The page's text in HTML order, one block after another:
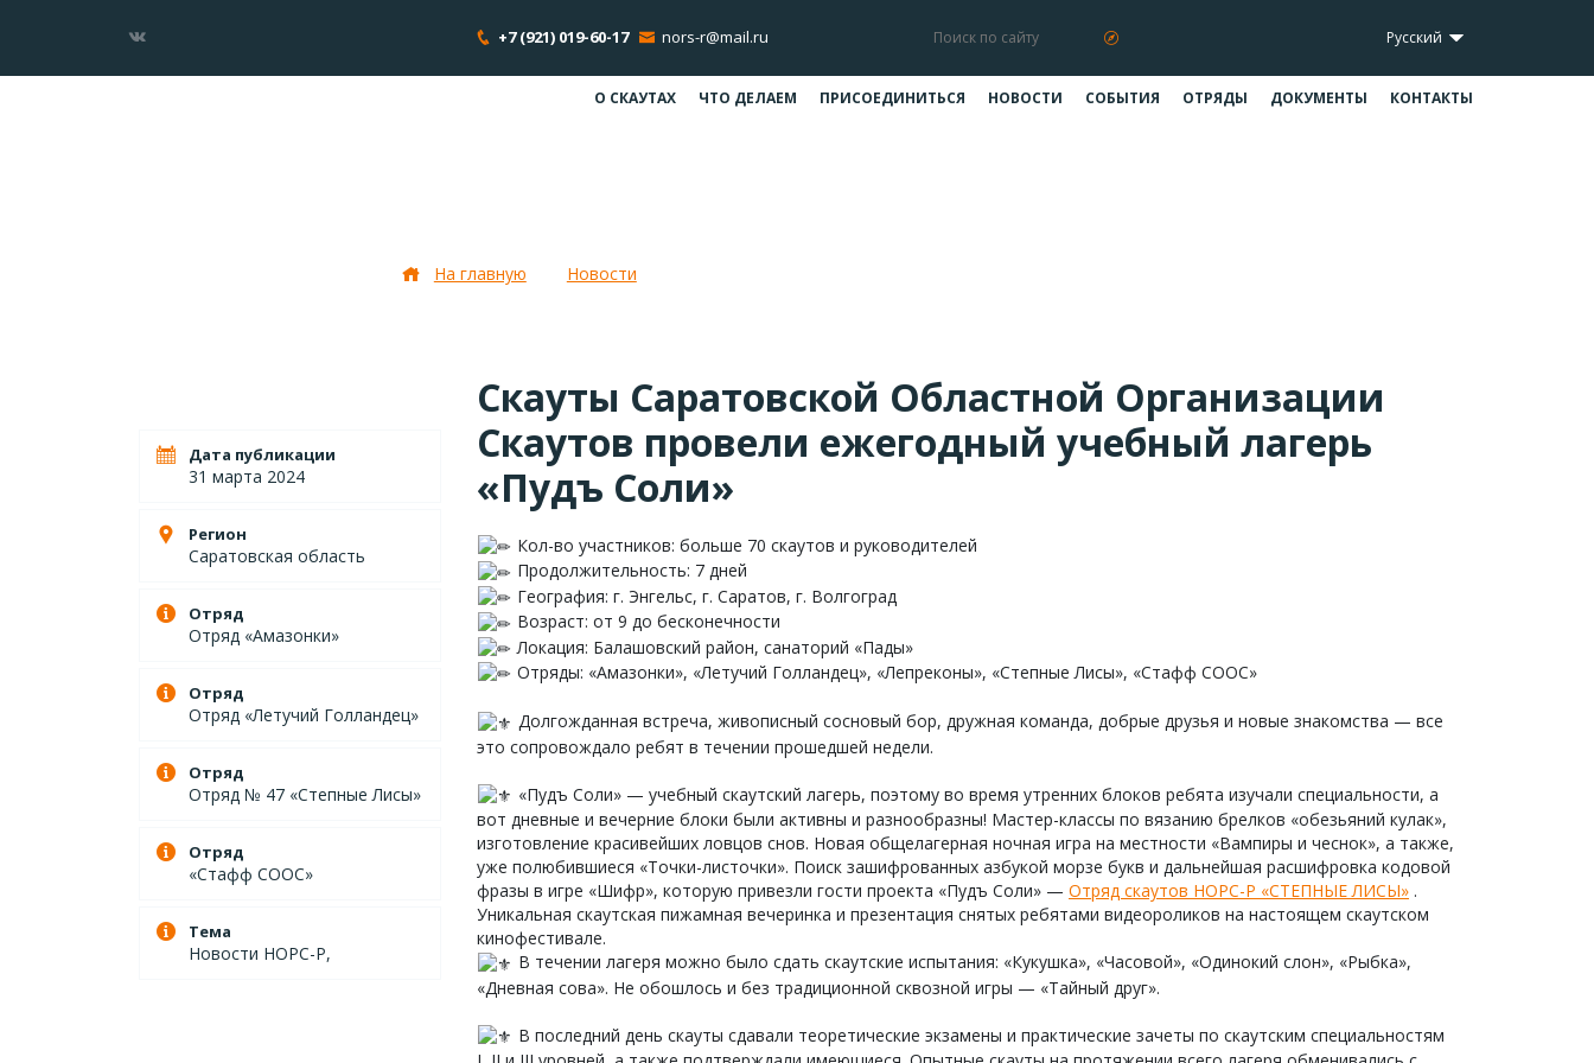
+7 (921) 019-60-17 nors-r@mail.ru Русский
О СКАУТАХ ЧТО ДЕЛАЕМ ПРИСОЕДИНИТЬСЯ НОВОСТИ СОБЫТИЯ ОТРЯДЫ ДОКУМЕНТЫ КОНТАКТЫ
На главную Новости
Дата публикации
31 марта 2024
Регион
Саратовская область
Отряд
Отряд «Амазонки»
Отряд
Отряд «Летучий Голландец»
Отряд
Отряд № 47 «Степные Лисы»
Отряд
«Стафф СООС»
Тема
Новости НОРС-Р,
Скауты Саратовской Областной Организации
Скаутов провели ежегодный учебный лагерь
«Пудъ Соли»
Кол-во участников: больше 70 скаутов и руководителей
Продолжительность: 7 дней
География: г. Энгельс, г. Саратов, г. Волгоград
Возраст: от 9 до бесконечности
Локация: Балашовский район, санаторий «Пады»
Отряды: «Амазонки», «Летучий Голландец», «Лепреконы», «Степные Лисы», «Стафф СООС»
Долгожданная встреча, живописный сосновый бор, дружная команда, добрые друзья и новые знакомства — все
это сопровождало ребят в течении прошедшей недели.
«Пудъ Соли» — учебный скаутский лагерь, поэтому во время утренних блоков ребята изучали специальности, а
вот дневные и вечерние блоки были активны и разнообразны! Мастер-классы по вязанию брелков «обезьяний кулак»,
изготовление красивейших ловцов снов. Новая общелагерная ночная игра на местности «Вампиры и чеснок», а также,
уже полюбившиеся «Точки-листочки». Поиск зашифрованных азбукой морзе букв и дальнейшая расшифровка кодовой
фразы в игре «Шифр», которую привезли гости проекта «Пудъ Соли» — Отряд скаутов НОРС-Р «СТЕПНЫЕ ЛИСЫ» .
Уникальная скаутская пижамная вечеринка и презентация снятых ребятами видеороликов на настоящем скаутском
кинофестивале.
В течении лагеря можно было сдать скаутские испытания: «Кукушка», «Часовой», «Одинокий слон», «Рыбка»,
«Дневная сова». Не обошлось и без традиционной сквозной игры — «Тайный друг».
В последний день скауты сдавали теоретические экзамены и практические зачеты по скаутским специальностям